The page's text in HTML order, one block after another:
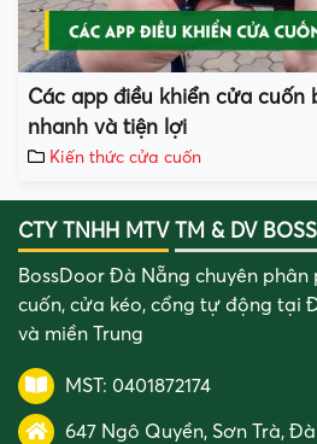
Các app điều khiển cửa cuốn
nhanh và tiện lợi
Kiến thức cửa cuốn
CTY TNHH MTV TM & DV
BossDoor Đà Nẵng chuyên
cuốn, cửa kéo, cổng tự động tại
và miền Trung
MST: 0401872174
647 Ngô Quyền, Sơn Trà,